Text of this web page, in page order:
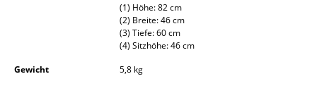
Figuren & Miniaturen
(1) Höhe: 82 cm
(2) Breite: 46 cm
(3) Tiefe: 60 cm
(4) Sitzhöhe: 46 cm
Gewicht
5,8 kg